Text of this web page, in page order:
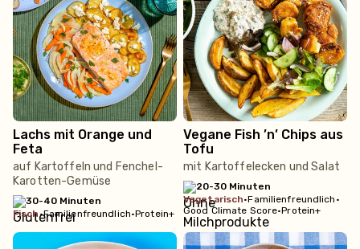
Lachs mit Orange und
Feta
auf Kartoffeln und Fenchel-
Karotten-Gemüse
30-40 Minuten
fisch•Familienfreundlich•Protein+
Vegane Fish ’n’ Chips aus
Tofu
mit Kartoffelecken und Salat
20-30 Minuten
vegetarisch•Familienfreundlich •
Good Climate Score•Protein+